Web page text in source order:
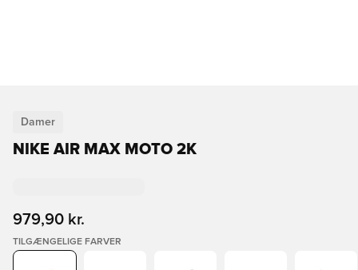
Damer
NIKE AIR MAX MOTO 2K
979,90 kr.
TILGÆNGELIGE FARVER